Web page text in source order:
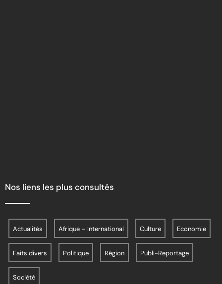
Nos liens les plus consultés
Actualités Afrique – International Culture Economie
Faits divers Politique Région Publi-Reportage
Société